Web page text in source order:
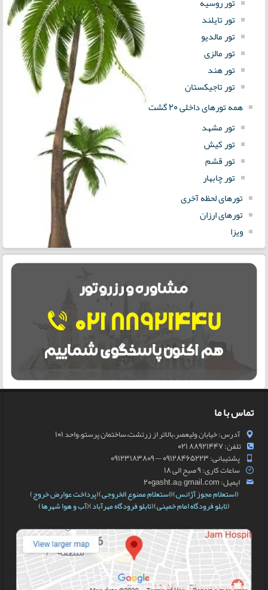
تور تایلند
تور مالدیو
تور مالزی
تور هند
تور تاجیکستان
همه تورهای داخلی 20 گشت
تور مشهد
تور کیش
تور قشم
تور چابهار
تورهای لحظه آخری
تورهای ارزان
ویزا
تماس با ما
آدرس: خیابان ولیعصر،بالاتر از زرتشت،ساختمان پرستو،واحد 101
تلفن: 88921447 021
پشتیبانی: 09128465223 — 09123183809
ساعات کاری: 9 صبح الی 18
ایمیل: 20gasht.a@ gmail.com
(استعلام مجوز آژانس)(استعلام ممنوع الخروجی)(پرداخت عوارض خروج)
(تابلو فرودگاه امام خمینی)(تابلو فرودگاه مهرآباد)(آب و هوا شهرها)